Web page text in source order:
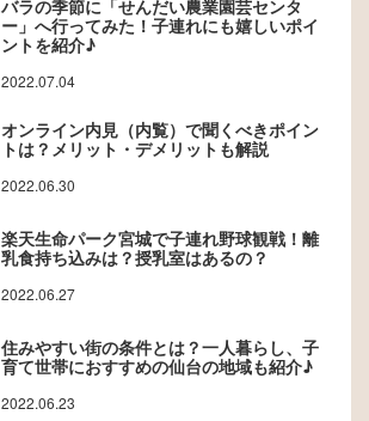
バラの季節に「せんだい農業園芸センタ
ー」へ行ってみた！子連れにも嬉しいポイ
ントを紹介♪
2022.07.04
オンライン内見（内覧）で聞くべきポイン
トは？メリット・デメリットも解説
2022.06.30
楽天生命パーク宮城で子連れ野球観戦！離
乳食持ち込みは？授乳室はあるの？
2022.06.27
住みやすい街の条件とは？一人暮らし、子
育て世帯におすすめの仙台の地域も紹介♪
2022.06.23